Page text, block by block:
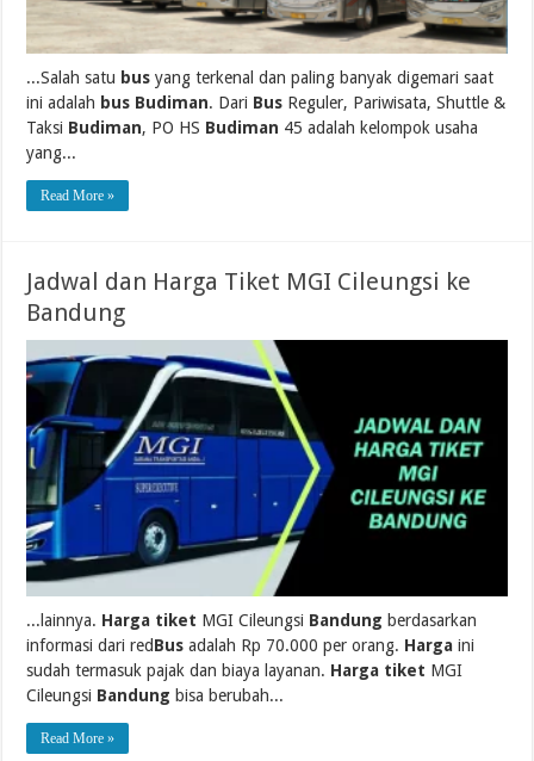
...Salah satu bus yang terkenal dan paling banyak digemari saat
ini adalah bus Budiman. Dari Bus Reguler, Pariwisata, Shuttle &
Taksi Budiman, PO HS Budiman 45 adalah kelompok usaha
yang...
Read More »
Jadwal dan Harga Tiket MGI Cileungsi ke
Bandung
...lainnya. Harga tiket MGI Cileungsi Bandung berdasarkan
informasi dari redBus adalah Rp 70.000 per orang. Harga ini
sudah termasuk pajak dan biaya layanan. Harga tiket MGI
Cileungsi Bandung bisa berubah...
Read More »